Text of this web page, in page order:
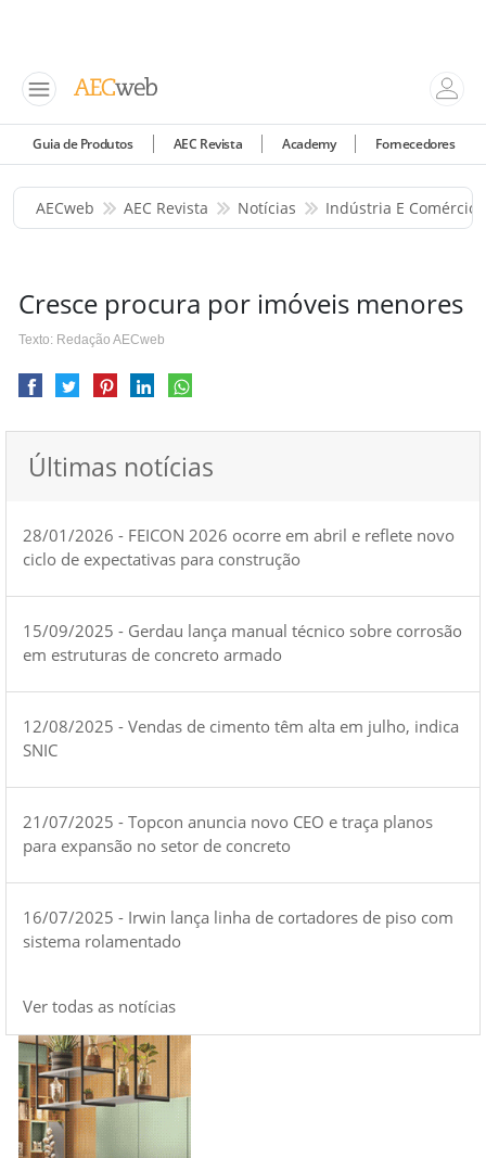
Guia de Produtos AEC Revista Academy Fornecedores
AECweb AEC Revista Notícias Indústria E Comércio
Cresce procura por imóveis menores
Texto: Redação AECweb
Últimas notícias
28/01/2026 - FEICON 2026 ocorre em abril e reflete novo
ciclo de expectativas para construção
15/09/2025 - Gerdau lança manual técnico sobre corrosão
em estruturas de concreto armado
12/08/2025 - Vendas de cimento têm alta em julho, indica
SNIC
21/07/2025 - Topcon anuncia novo CEO e traça planos
para expansão no setor de concreto
16/07/2025 - Irwin lança linha de cortadores de piso com
sistema rolamentado
Ver todas as notícias